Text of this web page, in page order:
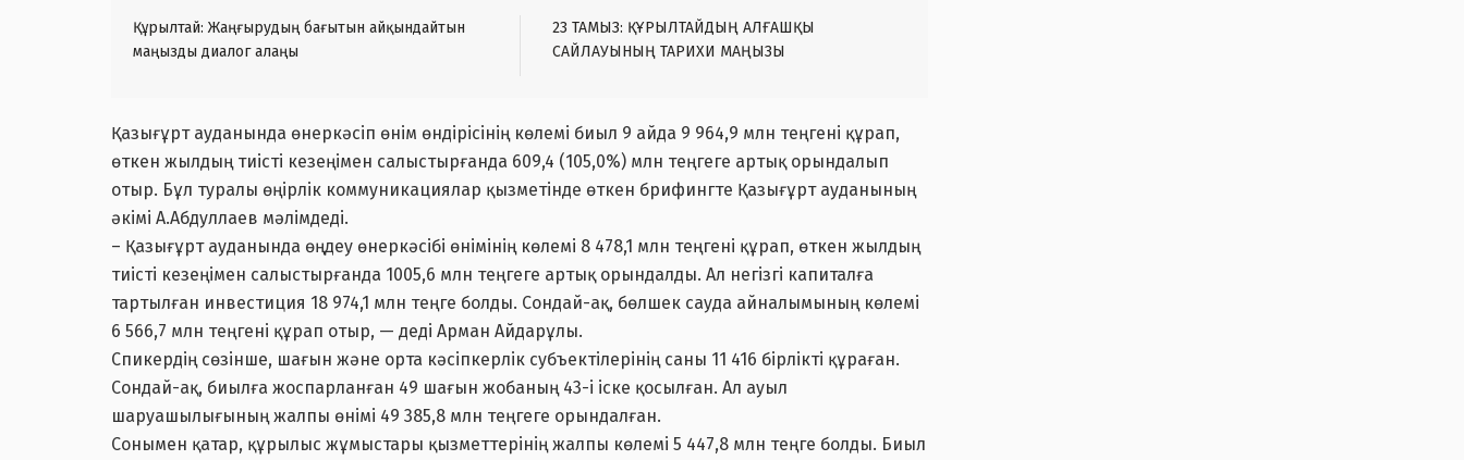
Құрылтай: Жаңғырудың бағытын айқындайтын
маңызды диалог алаңы
23 ТАМЫЗ: ҚҰРЫЛТАЙДЫҢ АЛҒАШҚЫ
САЙЛАУЫНЫҢ ТАРИХИ МАҢЫЗЫ
Қазығұрт ауданында өнеркәсіп өнім өндірісінің көлемі биыл 9 айда 9 964,9 млн теңгені құрап,
өткен жылдың тиісті кезеңімен салыстырғанда 609,4 (105,0%) млн теңгеге артық орындалып
отыр. Бұл туралы өңірлік коммуникациялар қызметінде өткен брифингте Қазығұрт ауданының
әкімі А.Абдуллаев мәлімдеді.
– Қазығұрт ауданында өңдеу өнеркәсібі өнімінің көлемі 8 478,1 млн теңгені құрап, өткен жылдың
тиісті кезеңімен салыстырғанда 1005,6 млн теңгеге артық орындалды. Ал негізгі капиталға
тартылған инвестиция 18 974,1 млн теңге болды. Сондай-ақ, бөлшек сауда айналымының көлемі
6 566,7 млн теңгені құрап отыр, — деді Арман Айдарұлы.
Спикердің сөзінше, шағын және орта кәсіпкерлік субъектілерінің саны 11 416 бірлікті құраған.
Сондай-ақ, биылға жоспарланған 49 шағын жобаның 43-і іске қосылған. Ал ауыл
шаруашылығының жалпы өнімі 49 385,8 млн теңгеге орындалған.
Сонымен қатар, құрылыс жұмыстары қызметтерінің жалпы көлемі 5 447,8 млн теңге болды. Биыл